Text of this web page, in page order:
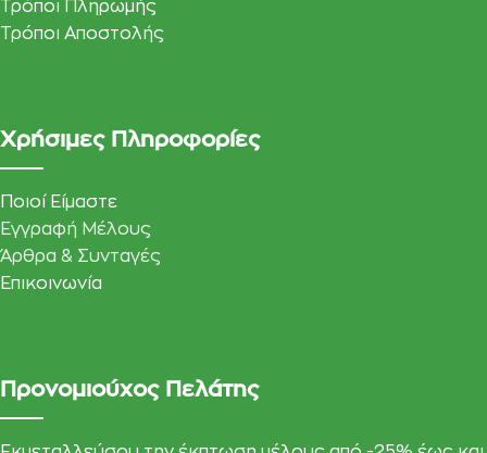
Τρόποι Πληρωμής
Τρόποι Αποστολής
Χρήσιμες Πληροφορίες
Ποιοί Είμαστε
Εγγραφή Μέλους
Άρθρα & Συνταγές
Επικοινωνία
Προνομιούχος Πελάτης